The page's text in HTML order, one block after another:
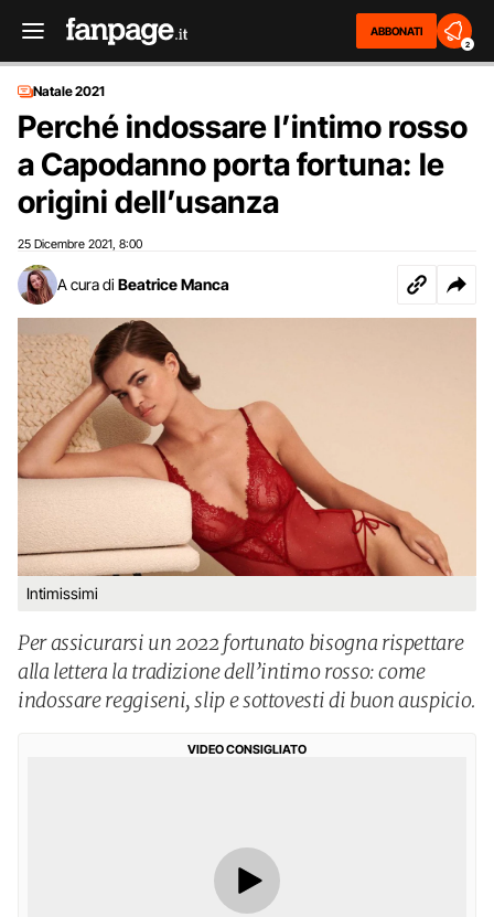
ABBONATI
2
Natale 2021
Perché indossare l’intimo rosso
a Capodanno porta fortuna: le
origini dell’usanza
25 Dicembre 2021 8:00
A cura di Beatrice Manca
Intimissimi
Per assicurarsi un 2022 fortunato bisogna rispettare
alla lettera la tradizione dell’intimo rosso: come
indossare reggiseni, slip e sottovesti di buon auspicio.
VIDEO CONSIGLIATO